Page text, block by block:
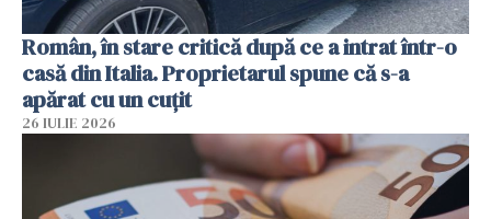
Român, în stare critică după ce a intrat într-o
casă din Italia. Proprietarul spune că s-a
apărat cu un cuțit
26 IULIE 2026